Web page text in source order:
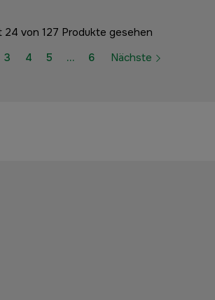
24 von 127 Produkte gesehen
3 4 5 … 6 Nächste